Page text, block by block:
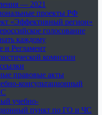
— 2021
проекты РФ
«Эффективный регион»
голосование
каждому
и Регламент
комиссии
правовые акты
консультационный
учебно-
пункт по ГО и ЧС